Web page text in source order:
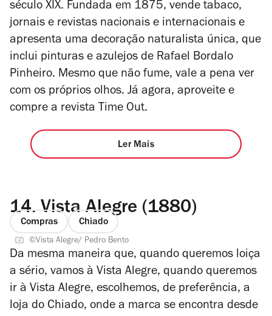
século XIX. Fundada em 1875, vende tabaco,
jornais e revistas nacionais e internacionais e
apresenta uma decoração naturalista única, que
inclui pinturas e azulejos de Rafael Bordalo
Pinheiro. Mesmo que não fume, vale a pena ver
com os próprios olhos. Já agora, aproveite e
compre a revista Time Out.
Ler Mais
14. Vista Alegre (1880)
Compras Chiado
©Vista Alegre/ Pedro Bento
Da mesma maneira que, quando queremos loiça
a sério, vamos à Vista Alegre, quando queremos
ir à Vista Alegre, escolhemos, de preferência, a
loja do Chiado, onde a marca se encontra desde